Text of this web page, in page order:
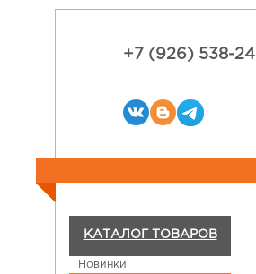
+7 (926) 538-
КАТАЛОГ ТОВАРОВ
Новинки